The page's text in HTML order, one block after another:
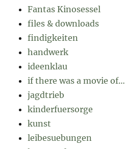
Fantas Kinosessel
files & downloads
findigkeiten
handwerk
ideenklau
if there was a movie of…
jagdtrieb
kinderfuersorge
kunst
leibesuebungen